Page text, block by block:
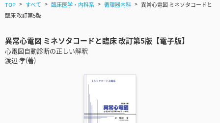
TOP すべて 臨床医学・内科系 循環器内科
異常心電図 ミネソタコードと
臨床 改訂第5版
異常心電図 ミネソタコードと臨床 改訂第5版【電子版】
心電図自動診断の正しい解釈
渡辺 孝(著)